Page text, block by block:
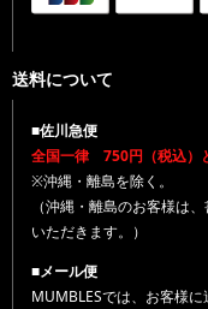
送料について
■佐川急便
全国一律 750円（税込）
※沖縄・離島を除く。
（沖縄・離島のお客様は
いただきます。）
■メール便
MUMBLESでは、お客様